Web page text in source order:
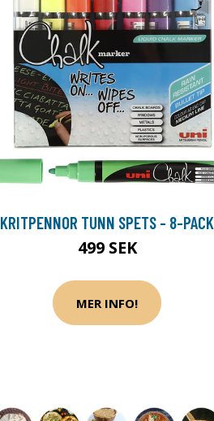
KRITPENNOR TUNN SPETS - 8-PACK
499 SEK
MER INFO!